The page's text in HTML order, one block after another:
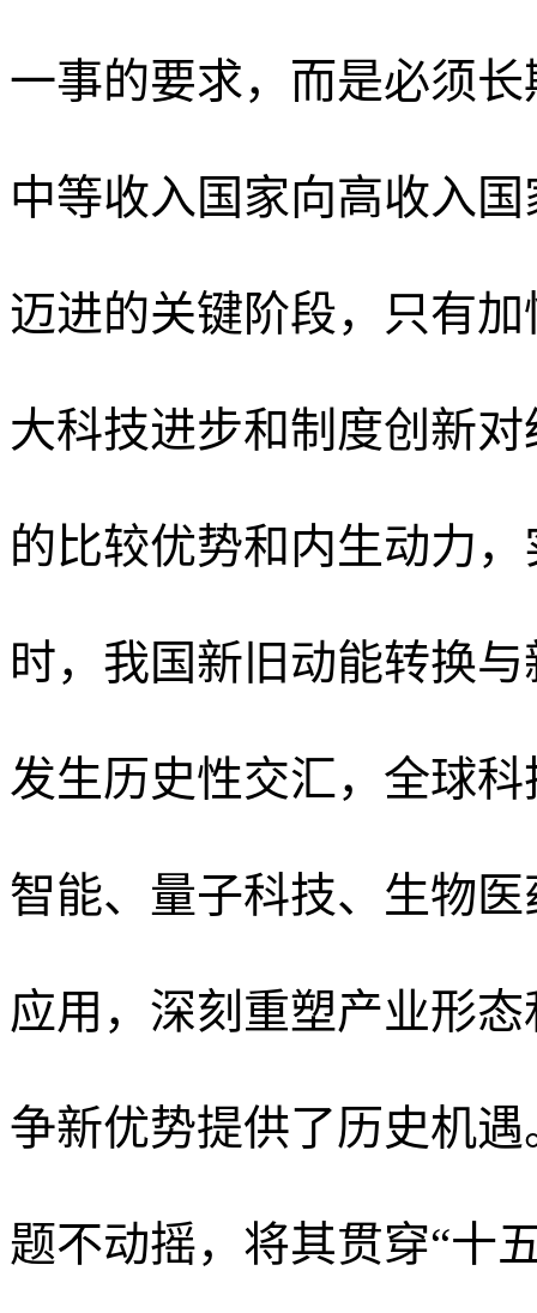
一事的要求，而是必须
中等收入国家向高收入
迈进的关键阶段，只有
大科技进步和制度创新
的比较优势和内生动力
时，我国新旧动能转换
发生历史性交汇，全球
智能、量子科技、生物
应用，深刻重塑产业形
争新优势提供了历史机
题不动摇，将其贯穿“十